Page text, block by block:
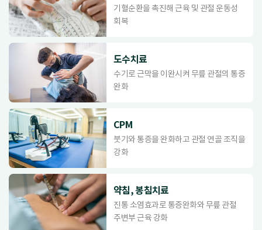
기혈순환을 촉진해 근육 및 관절 운동성
회복
도수치료
수기로 근막을 이완시켜 무릎 관절의 통증
완화
CPM
붓기와 통증을 완화하고 관절 연골 조직을
강화
약침, 봉침치료
진통 소염효과로 통증완화와 무릎 관절
주변부 근육 강화